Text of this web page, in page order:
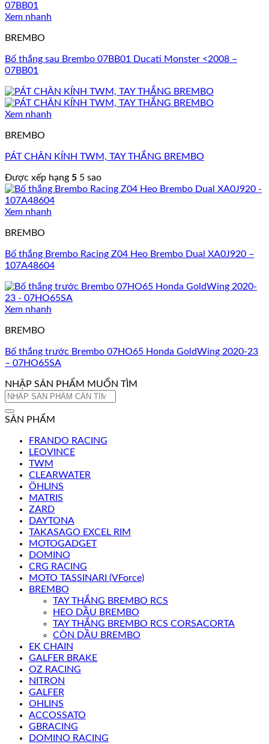
Xem nhanh
BREMBO
Bố thắng sau Brembo 07BB01 Ducati Monster <2008 –
07BB01
Xem nhanh
BREMBO
PÁT CHÂN KÍNH TWM, TAY THẮNG BREMBO
Được xếp hạng 5 5 sao
Xem nhanh
BREMBO
Bố thắng Brembo Racing Z04 Heo Brembo Dual XA0J920 –
107A48604
Xem nhanh
BREMBO
Bố thắng trước Brembo 07HO65 Honda GoldWing 2020-23
– 07HO65SA
NHẬP SẢN PHẨM MUỐN TÌM
Tìm
SẢN PHẨM
FRANDO RACING
LEOVINCE
TWM
CLEARWATER
ÖHLINS
MATRIS
ZARD
DAYTONA
TAKASAGO EXCEL RIM
MOTOGADGET
DOMINO
CRG RACING
MOTO TASSINARI (VForce)
BREMBO
TAY THẮNG BREMBO RCS
HEO DẦU BREMBO
TAY THẮNG BREMBO RCS CORSACORTA
CÔN DẦU BREMBO
EK CHAIN
GALFER BRAKE
OZ RACING
NITRON
GALFER
OHLINS
ACCOSSATO
GBRACING
DOMINO RACING